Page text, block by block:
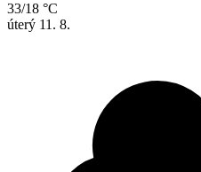
33/18 °C
úterý 11. 8.